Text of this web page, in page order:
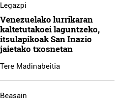
Legazpi
Venezuelako lurrikaran
kaltetutakoei laguntzeko,
itsulapikoak San Inazio
jaietako txosnetan
Tere Madinabeitia
Beasain